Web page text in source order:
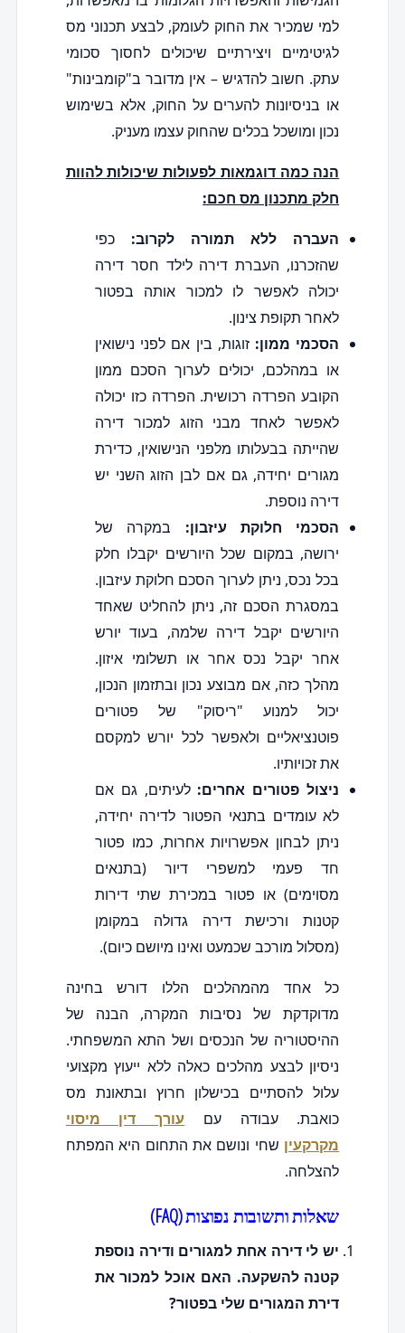
למי שמכיר את החוק לעומק, לבצע תכנוני מס
לגיטימיים ויצירתיים שיכולים לחסוך סכומי
עתק. חשוב להדגיש – אין מדובר ב"קומבינות"
או בניסיונות להערים על החוק, אלא בשימוש
נכון ומושכל בכלים שהחוק עצמו מעניק.
הנה כמה דוגמאות לפעולות שיכולות להוות
חלק מתכנון מס חכם:
העברה ללא תמורה לקרוב: כפי
שהזכרנו, העברת דירה לילד חסר דירה
יכולה לאפשר לו למכור אותה בפטור
לאחר תקופת צינון.
הסכמי ממון: זוגות, בין אם לפני נישואין
או במהלכם, יכולים לערוך הסכם ממון
הקובע הפרדה רכושית. הפרדה כזו יכולה
לאפשר לאחד מבני הזוג למכור דירה
שהייתה בבעלותו מלפני הנישואין, כדירת
מגורים יחידה, גם אם לבן הזוג השני יש
דירה נוספת.
הסכמי חלוקת עיזבון: במקרה של
ירושה, במקום שכל היורשים יקבלו חלק
בכל נכס, ניתן לערוך הסכם חלוקת עיזבון.
במסגרת הסכם זה, ניתן להחליט שאחד
היורשים יקבל דירה שלמה, בעוד יורש
אחר יקבל נכס אחר או תשלומי איזון.
מהלך כזה, אם מבוצע נכון ובתזמון הנכון,
יכול למנוע "ריסוק" של פטורים
פוטנציאליים ולאפשר לכל יורש למקסם
את זכויותיו.
ניצול פטורים אחרים: לעיתים, גם אם
לא עומדים בתנאי הפטור לדירה יחידה,
ניתן לבחון אפשרויות אחרות, כמו פטור
חד פעמי למשפרי דיור (בתנאים
מסוימים) או פטור במכירת שתי דירות
קטנות ורכישת דירה גדולה במקומן
(מסלול מורכב שכמעט ואינו מיושם כיום).
כל אחד מהמהלכים הללו דורש בחינה
מדוקדקת של נסיבות המקרה, הבנה של
ההיסטוריה של הנכסים ושל התא המשפחתי.
ניסיון לבצע מהלכים כאלה ללא ייעוץ מקצועי
עלול להסתיים בכישלון חרוץ ובתאונת מס
כואבת. עבודה עם עורך דין מיסוי
מקרקעין שחי ונושם את התחום היא המפתח
להצלחה.
שאלות ותשובות נפוצות (FAQ)
יש לי דירה אחת למגורים ודירה נוספת
קטנה להשקעה. האם אוכל למכור את
דירת המגורים שלי בפטור?